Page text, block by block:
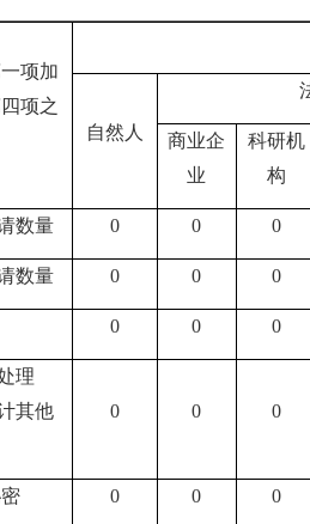
项加
项之
自然人
商业企
业
科研机
构
数量 0 0 0
数量 0 0 0
0 0 0
理
其他
0 0 0
0 0 0